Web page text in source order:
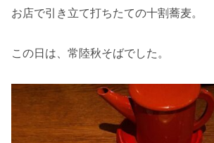
お店で引き立て打ちたての十割蕎麦。
この日は、常陸秋そばでした。